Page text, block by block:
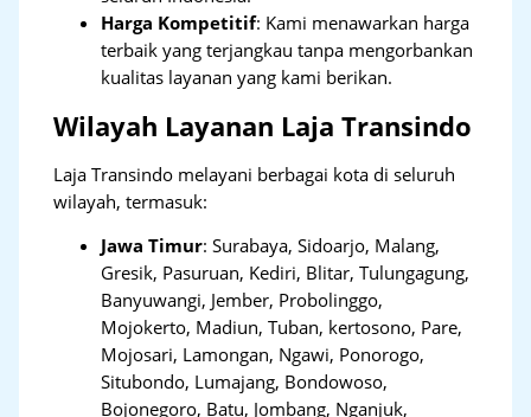
Harga Kompetitif: Kami menawarkan harga
terbaik yang terjangkau tanpa mengorbankan
kualitas layanan yang kami berikan.
Wilayah Layanan Laja Transindo
Laja Transindo melayani berbagai kota di seluruh
wilayah, termasuk:
Jawa Timur:Surabaya, Sidoarjo, Malang,
Gresik, Pasuruan, Kediri, Blitar, Tulungagung,
Banyuwangi, Jember, Probolinggo,
Mojokerto, Madiun, Tuban, kertosono, Pare,
Mojosari, Lamongan, Ngawi, Ponorogo,
Situbondo, Lumajang, Bondowoso,
Bojonegoro, Batu, Jombang, Nganjuk,